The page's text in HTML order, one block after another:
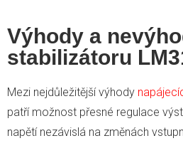
Výhody a
stabilizátoru
Mezi nejdůležitější výhody
patří možnost přesné regulace
napětí nezávislá na změnách